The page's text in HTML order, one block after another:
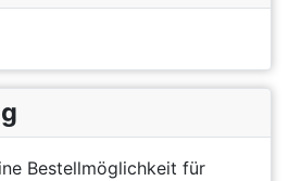
Bestellmöglichkeit für